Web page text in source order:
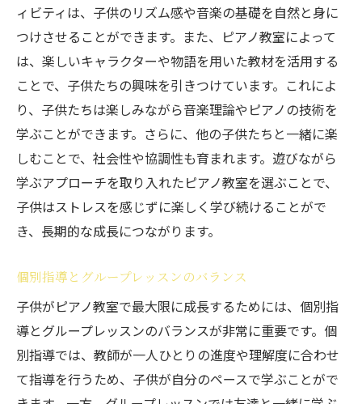
ィビティは、子供のリズム感や音楽の基礎を自然と身に
つけさせることができます。また、ピアノ教室によって
は、楽しいキャラクターや物語を用いた教材を活用する
ことで、子供たちの興味を引きつけています。これによ
り、子供たちは楽しみながら音楽理論やピアノの技術を
学ぶことができます。さらに、他の子供たちと一緒に楽
しむことで、社会性や協調性も育まれます。遊びながら
学ぶアプローチを取り入れたピアノ教室を選ぶことで、
子供はストレスを感じずに楽しく学び続けることがで
き、長期的な成長につながります。
個別指導とグループレッスンのバランス
子供がピアノ教室で最大限に成長するためには、個別指
導とグループレッスンのバランスが非常に重要です。個
別指導では、教師が一人ひとりの進度や理解度に合わせ
て指導を行うため、子供が自分のペースで学ぶことがで